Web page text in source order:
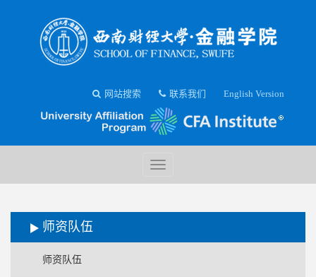
English Version
联系我们
网站搜索
师资队伍
师资队伍